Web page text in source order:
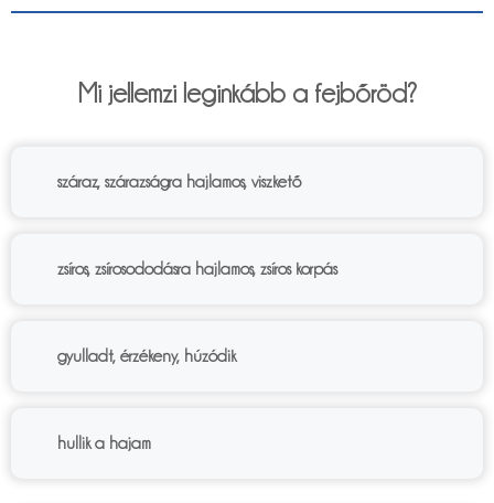
Mi jellemzi leginkább a fejbőröd?
száraz, szárazságra hajlamos, viszkető
zsíros, zsírosododásra hajlamos, zsíros korpás
gyulladt, érzékeny, húzódik
hullik a hajam